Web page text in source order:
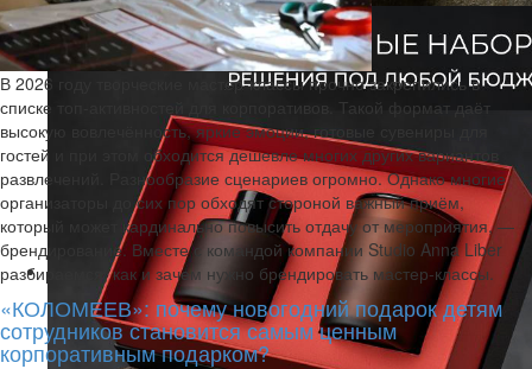
В 2026 году творческие мастер-классы прочно закрепились в
списке топ-активностей для корпоративов. Такой формат даёт
высокую вовлечённость, яркие эмоции, готовые сувениры для
гостей и при этом обходится дешевле многих других вариантов
развлечений. Разнообразие сценариев огромно. Однако многие
организаторы до сих пор обходят стороной важный приём,
который может кардинально повысить отдачу от мероприятия, —
брендирование. Вместе с командой компании Studio Anna Liber
разбираемся, как и зачем нужно брендировать мастер-классы.
«КОЛОМЕЕВ»: почему новогодний подарок детям
сотрудников становится самым ценным
корпоративным подарком?